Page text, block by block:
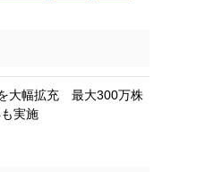
大幅拡充 最大300万株
実施